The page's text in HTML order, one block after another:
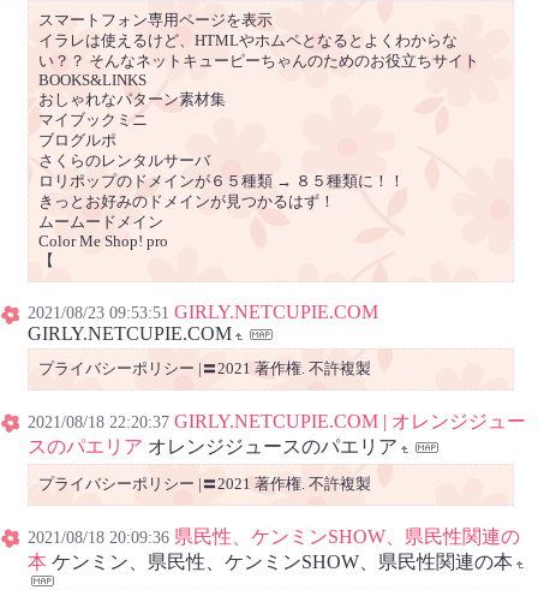
スマートフォン専用ページを表示
イラレは使えるけど、HTMLやホムペとなるとよくわからな
い？？ そんなネットキューピーちゃんのためのお役立ちサイト
BOOKS&LINKS
おしゃれなパターン素材集
マイブックミニ
ブログルポ
さくらのレンタルサーバ
ロリポップのドメインが６５種類 → ８５種類に！！
きっとお好みのドメインが見つかるはず！
ムームードメイン
Color Me Shop! pro
【
2021/08/23 09:53:51 GIRLY.NETCUPIE.COM
GIRLY.NETCUPIE.COM
プライバシーポリシー |〓2021 著作権. 不許複製
2021/08/18 22:20:37 GIRLY.NETCUPIE.COM | オレンジジュー
スのパエリア オレンジジュースのパエリア
プライバシーポリシー |〓2021 著作権. 不許複製
2021/08/18 20:09:36 県民性、ケンミンSHOW、県民性関連の
本 ケンミン、県民性、ケンミンSHOW、県民性関連の本